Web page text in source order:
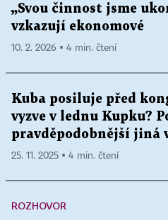
„Svou činnost jsme
vzkazují ekonomové
10. 2. 2026 ▪ 4 min. čtení
Kuba posiluje před
vyzve v lednu Kupku?
pravděpodobnější jiná
25. 11. 2025 ▪ 4 min. čtení
ROZHOVOR